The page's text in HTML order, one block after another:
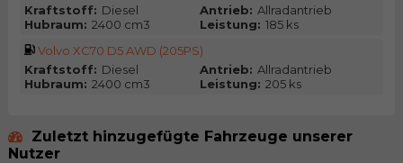
Kraftstoff: Diesel Antrieb: Allradantrieb
Hubraum: 2400 cm3 Leistung: 185 ks
Volvo XC70 D5 AWD (205PS)
Kraftstoff: Diesel Antrieb: Allradantrieb
Hubraum: 2400 cm3 Leistung: 205 ks
Zuletzt hinzugefügte Fahrzeuge unserer
Nutzer